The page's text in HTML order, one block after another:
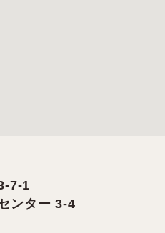
7-1
ンター 3-4